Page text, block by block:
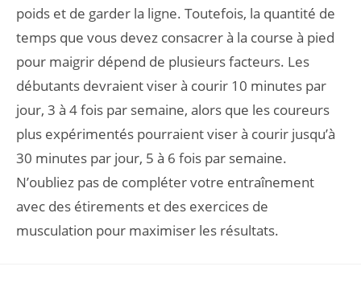
poids et de garder la ligne. Toutefois, la quantité de
temps que vous devez consacrer à la course à pied
pour maigrir dépend de plusieurs facteurs. Les
débutants devraient viser à courir 10 minutes par
jour, 3 à 4 fois par semaine, alors que les coureurs
plus expérimentés pourraient viser à courir jusqu’à
30 minutes par jour, 5 à 6 fois par semaine.
N’oubliez pas de compléter votre entraînement
avec des étirements et des exercices de
musculation pour maximiser les résultats.